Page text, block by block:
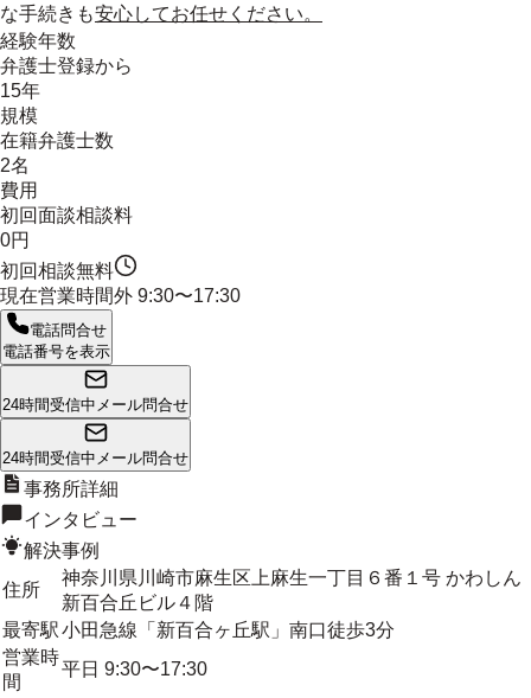
な手続きも安心してお任せください。
経験年数
弁護士登録から
15年
規模
在籍弁護士数
2名
費用
初回面談相談料
0円
初回相談無料
現在営業時間外 9:30〜17:30
電話問合せ
電話番号を表示
24時間受信中 メール問合せ
24時間受信中 メール問合せ
事務所詳細
インタビュー
解決事例
住所
神奈川県川崎市麻生区上麻生一丁目６番１号 かわしん
新百合丘ビル４階
最寄駅小田急線「新百合ヶ丘駅」南口徒歩3分
営業時
間
平日 9:30〜17:30